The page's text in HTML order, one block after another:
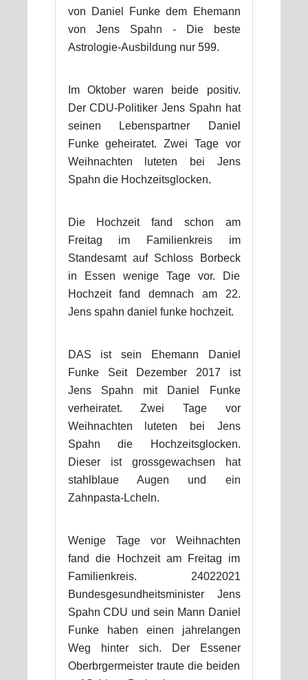
von Daniel Funke dem Ehemann
von Jens Spahn - Die beste
Astrologie-Ausbildung nur 599.
Im Oktober waren beide positiv.
Der CDU-Politiker Jens Spahn hat
seinen Lebenspartner Daniel
Funke geheiratet. Zwei Tage vor
Weihnachten luteten bei Jens
Spahn die Hochzeitsglocken.
Die Hochzeit fand schon am
Freitag im Familienkreis im
Standesamt auf Schloss Borbeck
in Essen wenige Tage vor. Die
Hochzeit fand demnach am 22.
Jens spahn daniel funke hochzeit.
DAS ist sein Ehemann Daniel
Funke Seit Dezember 2017 ist
Jens Spahn mit Daniel Funke
verheiratet. Zwei Tage vor
Weihnachten luteten bei Jens
Spahn die Hochzeitsglocken.
Dieser ist grossgewachsen hat
stahlblaue Augen und ein
Zahnpasta-Lcheln.
Wenige Tage vor Weihnachten
fand die Hochzeit am Freitag im
Familienkreis. 24022021
Bundesgesundheitsminister Jens
Spahn CDU und sein Mann Daniel
Funke haben einen jahrelangen
Weg hinter sich. Der Essener
Oberbrgermeister traute die beiden